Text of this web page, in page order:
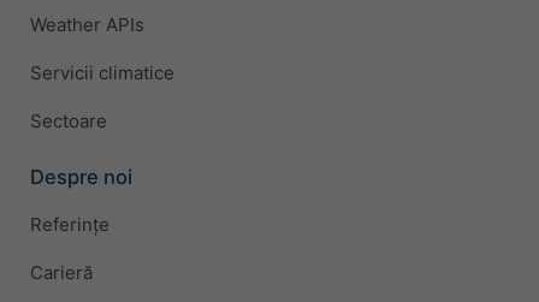
Weather APIs
Servicii climatice
Sectoare
Despre noi
Referințe
Carieră